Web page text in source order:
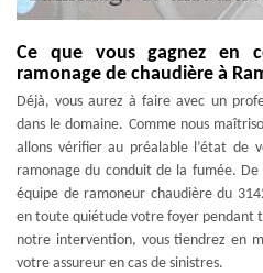
Ce que vous gagnez en
ramonage de chaudière à
Déjà, vous aurez à faire avec un
dans le domaine. Comme nous
allons vérifier au préalable l’état de
ramonage du conduit de la fumée.
équipe de ramoneur chaudière du
en toute quiétude votre foyer pendant
notre intervention, vous tiendrez en
votre assureur en cas de sinistres.